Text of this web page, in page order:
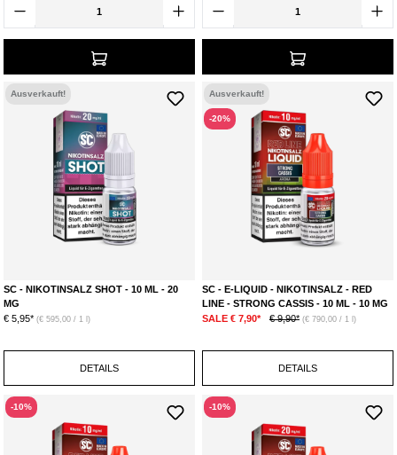
Ausverkauft!
SC - NIKOTINSALZ SHOT - 10 ML - 20
MG
€ 5,95* (€ 595,00 / 1 l)
DETAILS
Ausverkauft!
-20%
SC - E-LIQUID - NIKOTINSALZ - RED
LINE - STRONG CASSIS - 10 ML - 10 MG
SALE € 7,90*
€ 9,90* (€ 790,00 / 1 l)
DETAILS
-10% -10%